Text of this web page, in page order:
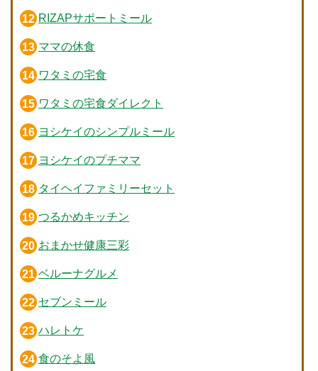
RIZAPサポートミール
ママの休食
ワタミの宅食
ワタミの宅食ダイレクト
ヨシケイのシンプルミール
ヨシケイのプチママ
タイヘイファミリーセット
つるかめキッチン
おまかせ健康三彩
ベルーナグルメ
セブンミール
ハレトケ
食のそよ風